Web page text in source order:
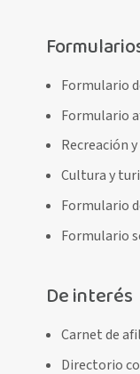
Formulario
Formulario
Recreación
Cultura y
Formulario
Formulario
De interés
Carnet de
Directorio